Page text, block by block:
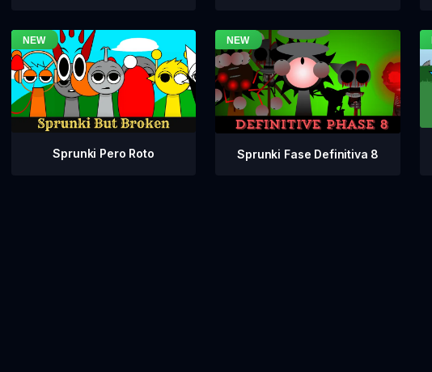
Sprunki Pero Roto Sprunki Fase Definitiva 8